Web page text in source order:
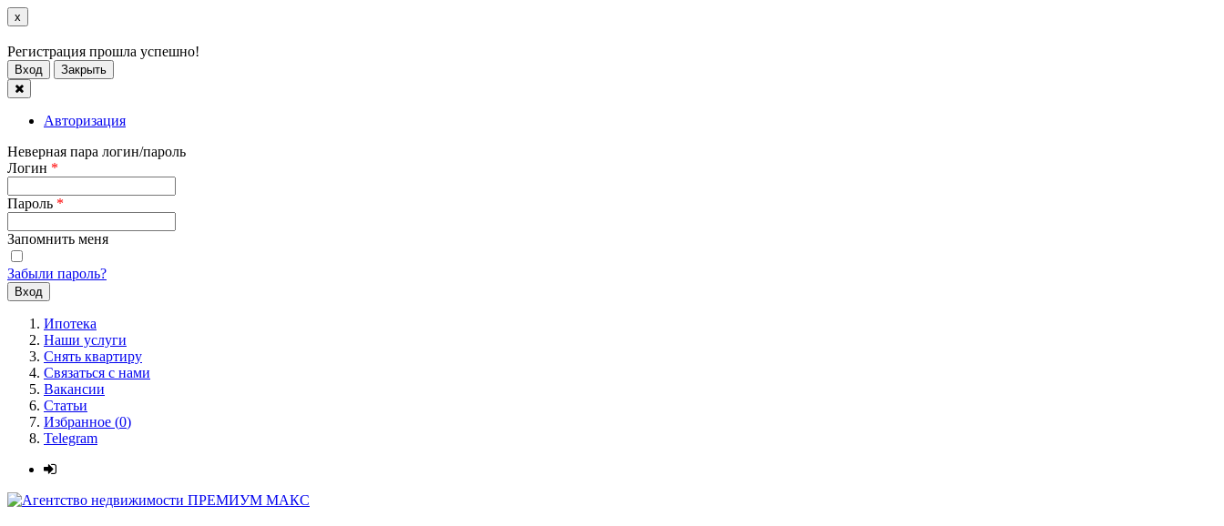
x
Регистрация прошла успешно!
Вход Закрыть
Авторизация
Неверная пара логин/пароль
Логин *
Пароль *
Запомнить меня
Забыли пароль?
Ипотека
Наши услуги
Снять квартиру
Связаться с нами
Вакансии
Статьи
Избранное (0)
Telegram
ПРЕМИУМ МАКС